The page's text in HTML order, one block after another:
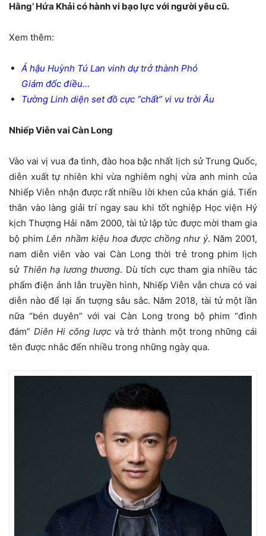
Hằng’ Hứa Khải có hành vi bạo lực với người yêu cũ.
Xem thêm:
Á hậu Huỳnh Tú Lan vinh dự trở thành Phó
Giám đốc điều…
Tường Linh diện set đồ cực “chất” vi vu trời Âu
Nhiếp Viễn vai Càn Long
Vào vai vị vua đa tình, đào hoa bậc nhất lịch sử Trung Quốc,
diễn xuất tự nhiên khi vừa nghiêm nghị vừa anh minh của
Nhiếp Viễn nhận được rất nhiều lời khen của khán giả. Tiến
thân vào làng giải trí ngay sau khi tốt nghiệp Học viện Hý
kịch Thượng Hải năm 2000, tài tử lập tức được mời tham gia
bộ phimLên nhầm kiệu hoa được chồng như ý. Năm 2001,
nam diễn viên vào vai Càn Long thời trẻ trong phim lịch
sử Thiên hạ lương thương. Dù tích cực tham gia nhiều tác
phẩm điện ảnh lẫn truyền hình, Nhiếp Viễn vẫn chưa có vai
diễn nào để lại ấn tượng sâu sắc. Năm 2018, tài tử một lần
nữa “bén duyên” với vai Càn Long trong bộ phim “đình
đám” Diên Hi công lượcvà trở thành một trong những cái
tên được nhắc đến nhiều trong những ngày qua.